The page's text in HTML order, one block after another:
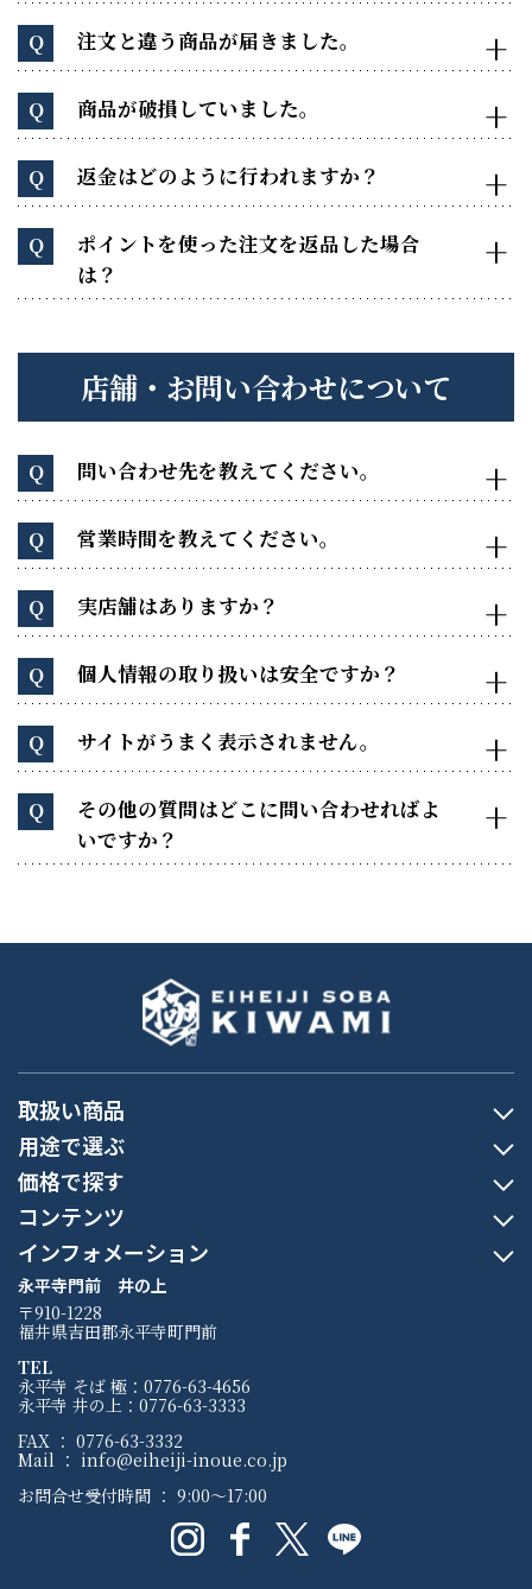
Q 注文と違う商品が届きました。
Q 商品が破損していました。
Q 返金はどのように行われますか？
Q
ポイントを使った注文を返品した場合
は？
店舗・お問い合わせについて
Q 問い合わせ先を教えてください。
Q 営業時間を教えてください。
Q 実店舗はありますか？
Q 個人情報の取り扱いは安全ですか？
Q サイトがうまく表示されません。
Q
その他の質問はどこに問い合わせればよ
いですか？
取扱い商品
用途で選ぶ
価格で探す
コンテンツ
インフォメーション
永平寺門前 井の上
〒910-1228
福井県吉田郡永平寺町門前
TEL
永平寺 そば 極：0776-63-4656
永平寺 井の上：0776-63-3333
FAX ： 0776-63-3332
Mail ： info@eiheiji-inoue.co.jp
お問合せ受付時間 ： 9:00～17:00